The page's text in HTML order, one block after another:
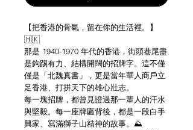
【把香港的骨氣，留在你的生活裡。】
🇭🇰
那是 1940-1970 年代的香港，街頭巷尾盡
是鉤踢有力、結構開闊的招牌字。這不僅
僅是「北魏真書」，更是當年華人商戶立
足香港、打拼天下的雄心壯志。
每一塊招牌，都曾見證過那一輩人的汗水
與堅毅。每一座牌匾背後，都是一段白手
興家、寫滿獅子山精神的故事。⛰️